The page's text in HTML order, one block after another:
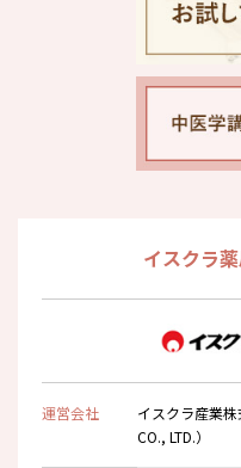
イスクラ
運営会社
イスクラ産業株
CO., LTD.）